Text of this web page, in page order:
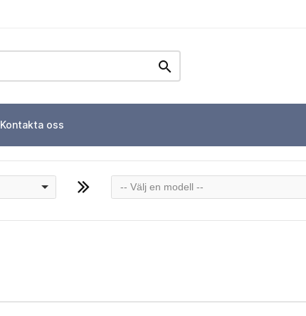

Kontakta oss
-- Välj en modell --